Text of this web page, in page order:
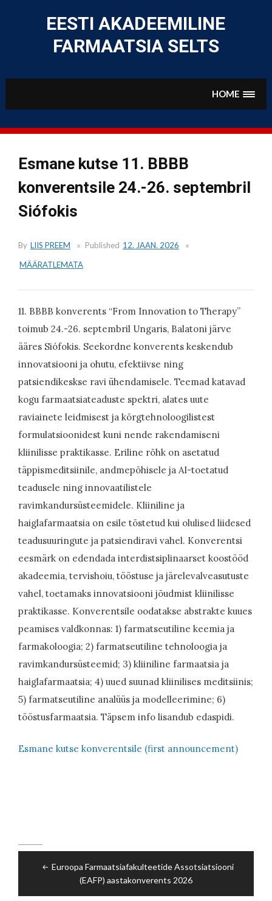
content
EESTI AKADEEMILINE
FARMAATSIA SELTS
HOME
Esmane kutse 11. BBBB
konverentsile 24.-26. septembril
Siófokis
By LIIS PREEM Published 12. JAAN. 2026
MÄÄRATLEMATA
11. BBBB konverents “From Innovation to Therapy”
toimub 24.-26. septembril Ungaris, Balatoni järve
ääres Siófokis. Seekordne konverents keskendub
innovatsiooni ja ohutu, efektiivse ning
patsiendikeskse ravi ühendamisele. Teemad katavad
kogu farmaatsiateaduste spektri, alates uute
raviainete leidmisest ja kõrgtehnoloogilistest
formulatsioonidest kuni nende rakendamiseni
kliinilisse praktikasse. Eriline rõhk on asetatud
täppismeditsiinile, andmepõhisele ja AI-toetatud
teadusele ning innovaatilistele
ravimkandursüsteemidele. Kliiniline ja
haiglafarmaatsia on esile tõstetud kui olulised liidesed
teadusuuringute ja patsiendiravi vahel. Konverentsi
eesmärk on edendada interdistsiplinaarset koostööd
akadeemia, tervishoiu, tööstuse ja järelevalveasutuste
vahel, toetamaks innovatsiooni jõudmist kliinilisse
praktikasse. Konverentsile oodatakse abstrakte kuues
peamises valdkonnas: 1) farmatseutiline keemia ja
farmakoloogia; 2) farmatseutiline tehnoloogia ja
ravimkandursüsteemid; 3) kliiniline farmaatsia ja
haiglafarmaatsia; 4) uued suunad kliinilises meditsiinis;
5) farmatseutiline analüüs ja modelleerimine; 6)
tööstusfarmaatsia. Täpsem info lisandub edaspidi.
Esmane kutse konverentsile (first announcement)
Euroopa Farmaatsiafakulteetide Assotsiatsiooni
(EAFP) aastakonverents 2026